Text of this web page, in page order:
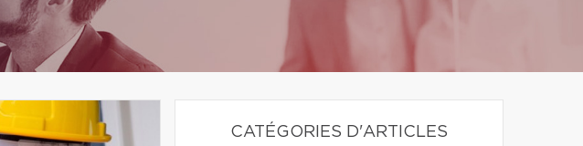
CATÉGORIES D'ARTICLES